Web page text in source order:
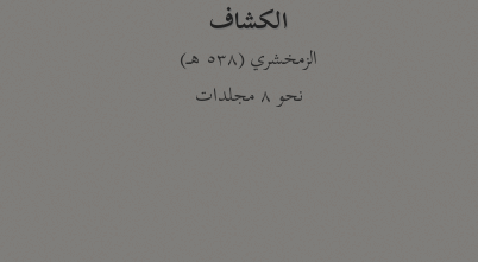
الكشاف
الزمخشري (٥٣٨ هـ)
نحو ٨ مجلدات